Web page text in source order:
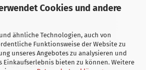
Cookies und andere
ähnliche Technologien, auch von
Funktionsweise der Website zu
unseres Angebotes zu analysieren und
Einkaufserlebnis bieten zu können. Weitere
WIDERRUFEN
WIDERRUFSRECHT